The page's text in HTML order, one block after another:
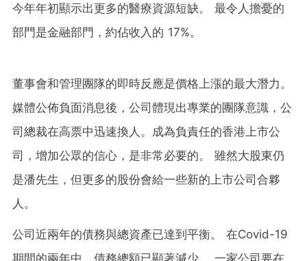
今年年初顯示出更多的醫療資源短缺。 最令人擔憂的
部門是金融部門，約佔收入的 17%。
董事會和管理團隊的即時反應是價格上漲的最大潛力。
媒體公佈負面消息後，公司體現出專業的團隊意識，公
司總裁在高票中迅速換人。成為負責任的香港上市公
司，增加公眾的信心，是非常必要的。 雖然大股東仍
是潘先生，但更多的股份會給一些新的上市公司合夥
人。
公司近兩年的債務與總資產已達到平衡。 在Covid-19
期間的兩年中，債務總額已顯著減少。 一家公司要在